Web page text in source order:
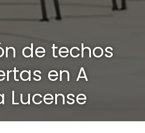
de techos
en A
Lucense